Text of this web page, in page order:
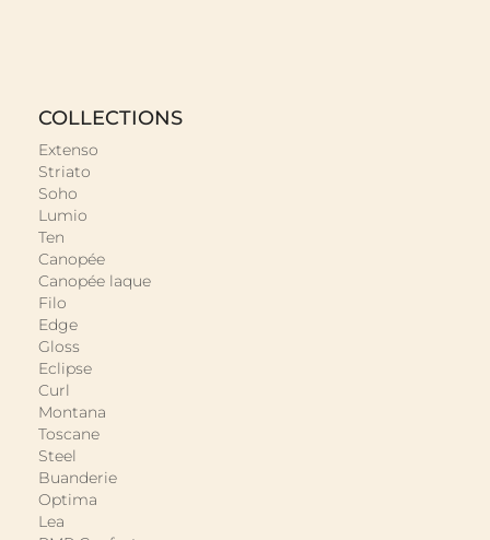
COLLECTIONS
Extenso
Striato
Soho
Lumio
Ten
Canopée
Canopée laque
Filo
Edge
Gloss
Eclipse
Curl
Montana
Toscane
Steel
Buanderie
Optima
Lea